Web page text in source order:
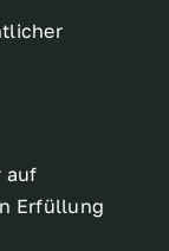
auf
Erfüllung